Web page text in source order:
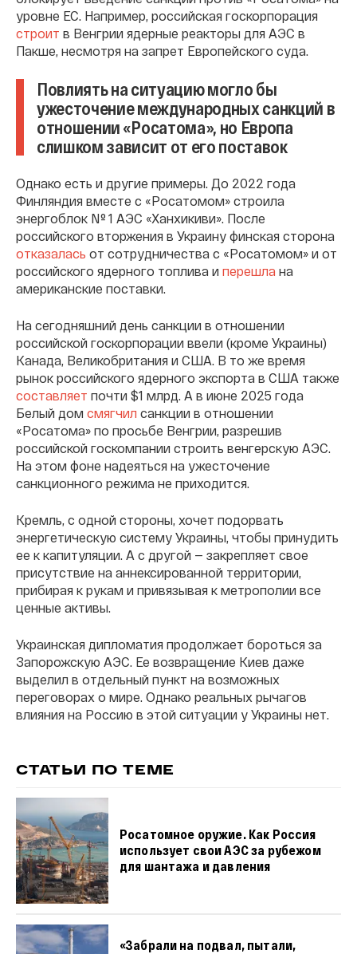
уровне ЕС. Например, российская госкорпорация
строит в Венгрии ядерные реакторы для АЭС в
Пакше, несмотря на запрет Европейского суда.
Повлиять на ситуацию могло бы
ужесточение международных санкций в
отношении «Росатома», но Европа
слишком зависит от его поставок
Однако есть и другие примеры. До 2022 года
Финляндия вместе с «Росатомом» строила
энергоблок № 1 АЭС «Ханхикиви». После
российского вторжения в Украину финская сторона
отказалась от сотрудничества с «Росатомом» и от
российского ядерного топлива и перешла на
американские поставки.
На сегодняшний день санкции в отношении
российской госкорпорации ввели (кроме Украины)
Канада, Великобритания и США. В то же время
рынок российского ядерного экспорта в США также
составляет почти $1 млрд. А в июне 2025 года
Белый дом смягчил санкции в отношении
«Росатома» по просьбе Венгрии, разрешив
российской госкомпании строить венгерскую АЭС.
На этом фоне надеяться на ужесточение
санкционного режима не приходится.
Кремль, с одной стороны, хочет подорвать
энергетическую систему Украины, чтобы принудить
ее к капитуляции. А с другой — закрепляет свое
присутствие на аннексированной территории,
прибирая к рукам и привязывая к метрополии все
ценные активы.
Украинская дипломатия продолжает бороться за
Запорожскую АЭС. Ее возвращение Киев даже
выделил в отдельный пункт на возможных
переговорах о мире. Однако реальных рычагов
влияния на Россию в этой ситуации у Украины нет.
СТАТЬИ ПО ТЕМЕ
Росатомное оружие. Как Россия
использует свои АЭС за рубежом
для шантажа и давления
«Забрали на подвал, пытали,